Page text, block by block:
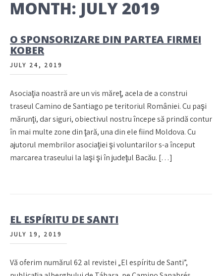
MONTH: JULY 2019
O SPONSORIZARE DIN PARTEA FIRMEI
KOBER
JULY 24, 2019
Asociaţia noastră are un vis măreţ, acela de a construi
traseul Camino de Santiago pe teritoriul României. Cu paşi
mărunţi, dar siguri, obiectivul nostru începe să prindă contur
în mai multe zone din ţară, una din ele fiind Moldova. Cu
ajutorul membrilor asociaţiei şi voluntarilor s-a început
marcarea traseului la Iaşi şi în judeţul Bacău. […]
EL ESPÍRITU DE SANTI
JULY 19, 2019
Vă oferim numărul 62 al revistei „El espíritu de Santi”,